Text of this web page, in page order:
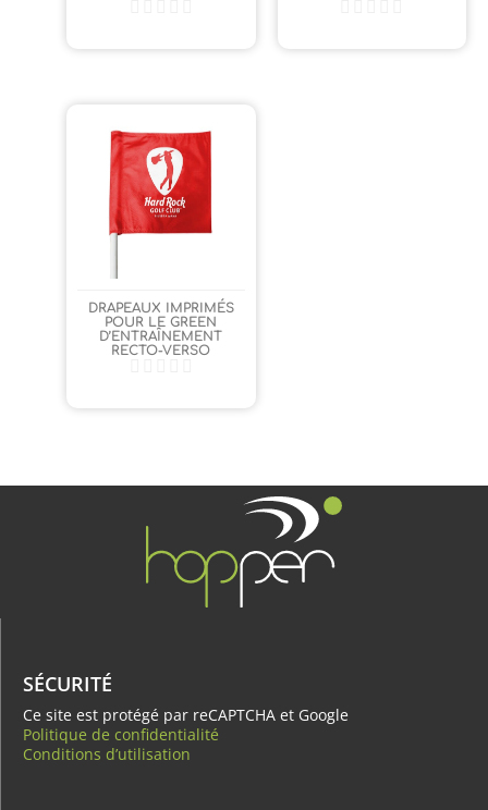
DRAPEAUX IMPRIMÉS
POUR LE GREEN
D’ENTRAÎNEMENT
RECTO-VERSO
SÉCURITÉ
Ce site est protégé par reCAPTCHA et Google
Politique de confidentialité
Conditions d’utilisation